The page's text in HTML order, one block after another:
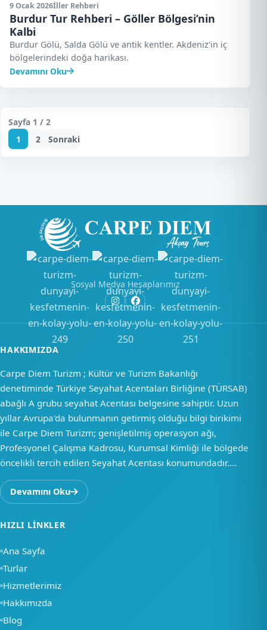
9 Ocak 2026İller Rehberi
Burdur Tur Rehberi – Göller Bölgesi’nin
Kalbi
Burdur Gölü, Salda Gölü ve antik kentler. Akdeniz'in iç
bölgelerindeki doğa harikası.
Devamını Oku
Sayfa 1 / 2
1
2 Sonraki
Sosyal Medya Hesaplarımız
HAKKIMIZDA
Carpe Diem Turizm ; Kültür ve Turizm Bakanlığı
denetiminde Türkiye Seyahat Acentaları Birliğine (TÜRSAB)
abağlı A grubu seyahat Acentası belgesine sahiptir. Uzun
yıllar Avrupa'da bulunmanın getirmiş olduğu bilgi birikimi
ile Carpe Diem Turizm; genişletilmiş operasyon ağı,
Profesyonel Çalışma Kadrosu, Kurumsal Kimliği ile bölgede
öncelikli tercih edilen Seyahat Acentası konumundadır....
Devamını Oku
HIZLI LINKLER
Ana Sayfa
Turlar
Hizmetlerimiz
Hakkımızda
Blog